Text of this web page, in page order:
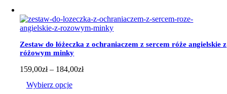
Zestaw do łóżeczka z ochraniaczem z sercem róże angielskie z
różowym minky
159,00zł – 184,00złZakres
Wybierz opcje